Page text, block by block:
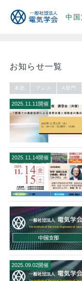
中国
お知らせ一覧
本部 プレス A部門
2025.11.11開催
2025.11.14開催
2025.09.02開催